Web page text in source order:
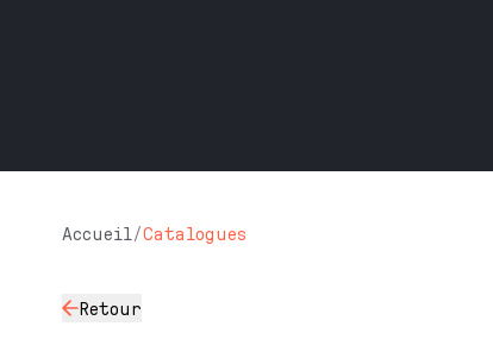
Accueil/Catalogues
Retour